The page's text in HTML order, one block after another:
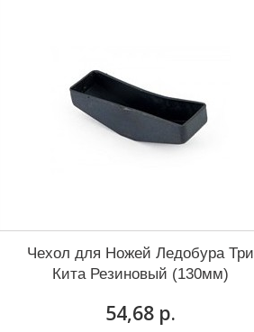
Чехол для Ножей Ледобура Три
Кита Резиновый (130мм)
54,68 р.